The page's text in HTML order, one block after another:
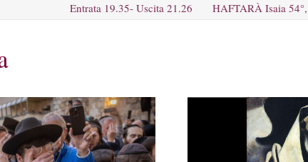
Entrata 19.35- Uscita 21.26
HAFTARÀ Isaia